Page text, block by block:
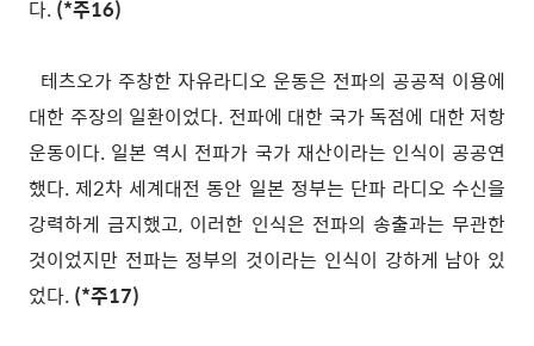
다. (*주16)
테츠오가 주창한 자유라디오 운동은 전파의 공공적 이용에
대한 주장의 일환이었다. 전파에 대한 국가 독점에 대한 저항
운동이다. 일본 역시 전파가 국가 재산이라는 인식이 공공연
했다. 제2차 세계대전 동안 일본 정부는 단파 라디오 수신을
강력하게 금지했고, 이러한 인식은 전파의 송출과는 무관한
것이었지만 전파는 정부의 것이라는 인식이 강하게 남아 있
었다. (*주17)